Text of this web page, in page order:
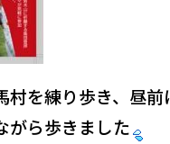
を練り歩き、昼
がら歩きました